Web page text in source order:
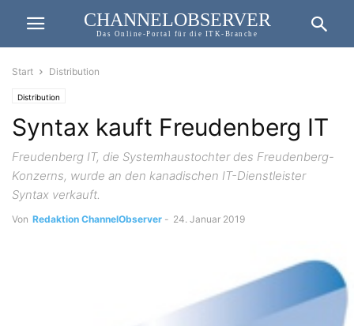
CHANNELOBSERVER
Das Online-Portal für die ITK-Branche
Start Distribution
Distribution
Syntax kauft Freudenberg IT
Freudenberg IT, die Systemhaustochter des Freudenberg-
Konzerns, wurde an den kanadischen IT-Dienstleister
Syntax verkauft.
Von Redaktion ChannelObserver - 24. Januar 2019